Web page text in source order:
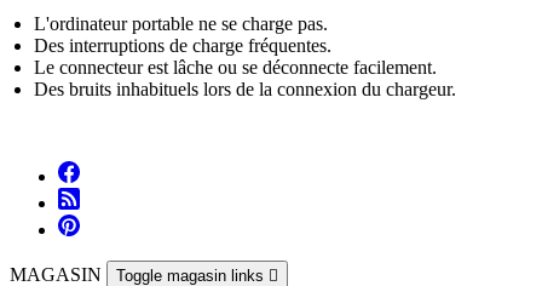
L'ordinateur portable ne se charge pas.
Des interruptions de charge fréquentes.
Le connecteur est lâche ou se déconnecte facilement.
Des bruits inhabituels lors de la connexion du chargeur.
MAGASIN Toggle magasin links 